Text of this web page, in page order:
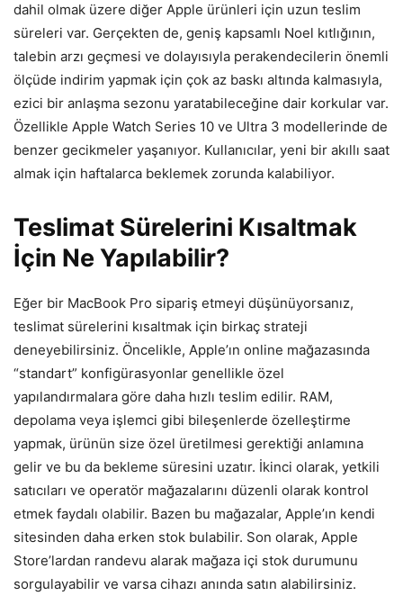
dahil olmak üzere diğer Apple ürünleri için uzun teslim
süreleri var. Gerçekten de, geniş kapsamlı Noel kıtlığının,
talebin arzı geçmesi ve dolayısıyla perakendecilerin önemli
ölçüde indirim yapmak için çok az baskı altında kalmasıyla,
ezici bir anlaşma sezonu yaratabileceğine dair korkular var.
Özellikle Apple Watch Series 10 ve Ultra 3 modellerinde de
benzer gecikmeler yaşanıyor. Kullanıcılar, yeni bir akıllı saat
almak için haftalarca beklemek zorunda kalabiliyor.
Teslimat Sürelerini Kısaltmak
İçin Ne Yapılabilir?
Eğer bir MacBook Pro sipariş etmeyi düşünüyorsanız,
teslimat sürelerini kısaltmak için birkaç strateji
deneyebilirsiniz. Öncelikle, Apple’ın online mağazasında
“standart” konfigürasyonlar genellikle özel
yapılandırmalara göre daha hızlı teslim edilir. RAM,
depolama veya işlemci gibi bileşenlerde özelleştirme
yapmak, ürünün size özel üretilmesi gerektiği anlamına
gelir ve bu da bekleme süresini uzatır. İkinci olarak, yetkili
satıcıları ve operatör mağazalarını düzenli olarak kontrol
etmek faydalı olabilir. Bazen bu mağazalar, Apple’ın kendi
sitesinden daha erken stok bulabilir. Son olarak, Apple
Store’lardan randevu alarak mağaza içi stok durumunu
sorgulayabilir ve varsa cihazı anında satın alabilirsiniz.